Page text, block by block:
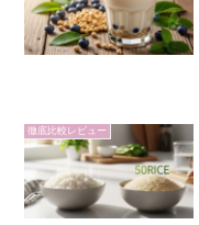
徹底比較レビュー